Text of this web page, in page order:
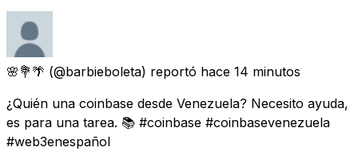
🌸💐🌴 (@barbieboleta) reportó hace 14 minutos
¿Quién una coinbase desde Venezuela? Necesito ayuda,
es para una tarea. 📚 #coinbase #coinbasevenezuela
#web3enespañol